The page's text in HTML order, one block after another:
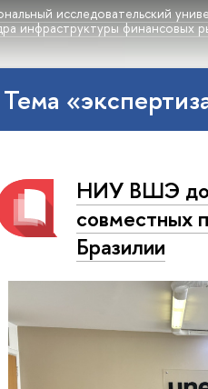
исследовательский
инфраструктуры финансовых
Тема
НИУ ВШЭ
совместных
Бразилии